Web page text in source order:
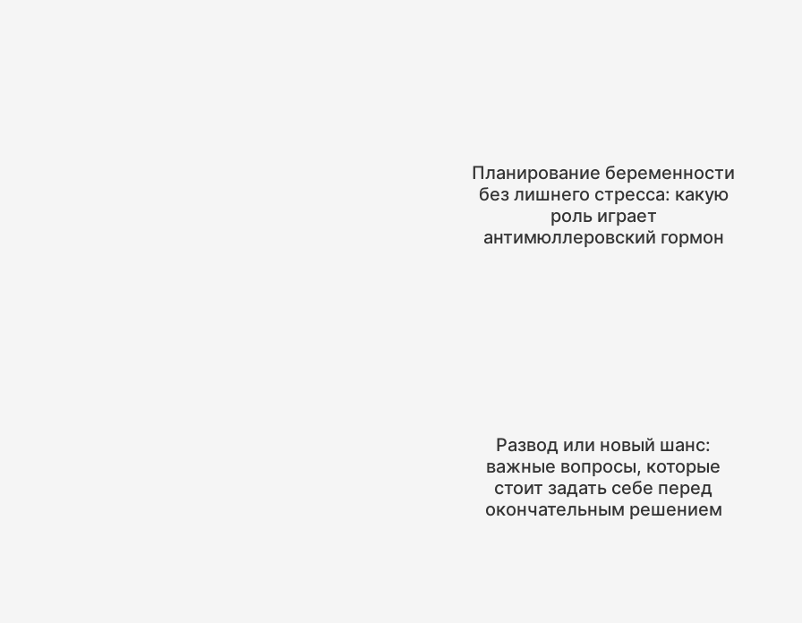
Планирование беременности
без лишнего стресса: какую
роль играет
антимюллеровский гормон
Развод или новый шанс:
важные вопросы, которые
стоит задать себе перед
окончательным решением